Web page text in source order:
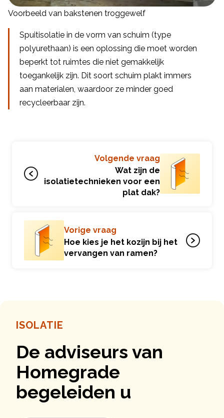
Voorbeeld van bakstenen troggewelf
Spuitisolatie in de vorm van schuim (type
polyurethaan) is een oplossing die moet worden
beperkt tot ruimtes die niet gemakkelijk
toegankelijk zijn. Dit soort schuim plakt immers
aan materialen, waardoor ze minder goed
recycleerbaar zijn.
Volgende vraag
Wat zijn de
isolatietechnieken voor een
plat dak?
Vorige vraag
Hoe kies je het kozijn bij het
vervangen van ramen?
ISOLATIE
De adviseurs van
Homegrade
begeleiden u